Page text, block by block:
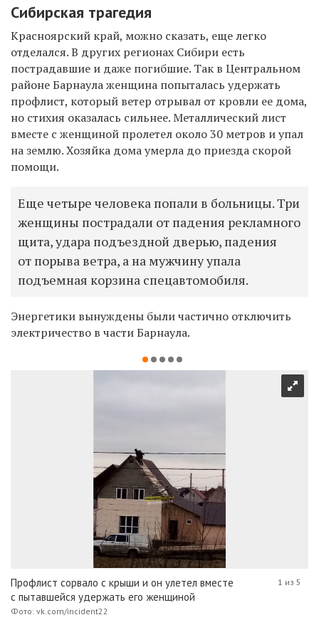
Сибирская трагедия
Красноярский край, можно сказать, еще легко
отделался. В других регионах Сибири есть
пострадавшие и даже погибшие. Так в Центральном
районе Барнаула женщина попыталась удержать
профлист, который ветер отрывал от кровли ее дома,
но стихия оказалась сильнее. Металлический лист
вместе с женщиной пролетел около 30 метров и упал
на землю. Хозяйка дома умерла до приезда скорой
помощи.
Еще четыре человека попали в больницы. Три
женщины пострадали от падения рекламного
щита, удара подъездной дверью, падения
от порыва ветра, а на мужчину упала
подъемная корзина спецавтомобиля.
Энергетики вынуждены были частично отключить
электричество в части Барнаула.
Профлист сорвало с крыши и он улетел вместе
с пытавшейся удержать его женщиной
Фото: vk.com/incident22
1 из 5